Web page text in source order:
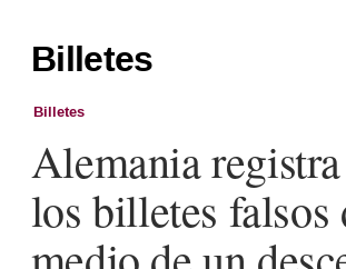
Billetes
Billetes
Alemania
los billetes falsos